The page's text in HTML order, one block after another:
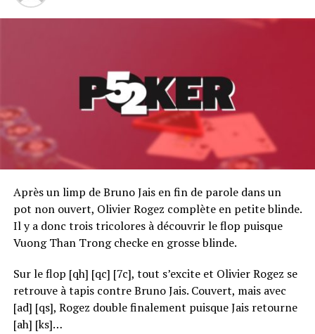
Après un limp de Bruno Jais en fin de parole dans un
pot non ouvert, Olivier Rogez complète en petite blinde.
Il y a donc trois tricolores à découvrir le flop puisque
Vuong Than Trong checke en grosse blinde.
Sur le flop [qh] [qc] [7c], tout s’excite et Olivier Rogez se
retrouve à tapis contre Bruno Jais. Couvert, mais avec
[ad] [qs], Rogez double finalement puisque Jais retourne
[ah] [ks]…